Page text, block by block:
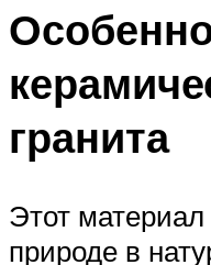
гранита
Этот материал
природе в